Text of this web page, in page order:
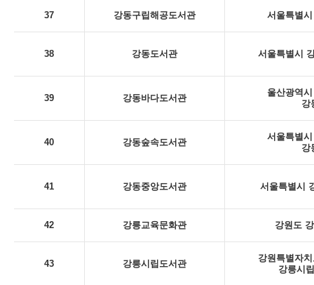
37 강동구립해공도서관 서울특별
38 강동도서관 서울특별시
39 강동바다도서관
울산광역
강
40 강동숲속도서관
서울특별
강
41 강동중앙도서관 서울특별시
42 강릉교육문화관 강원도
43 강릉시립도서관
강원특별자
강릉시